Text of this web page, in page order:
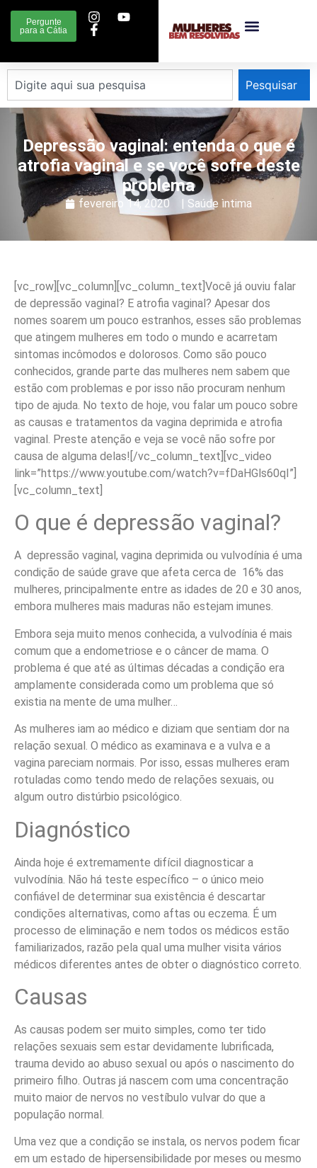
Pergunte
para a Cátia
Pesquisar
Depressão vaginal: entenda o que é
atrofia vaginal e se você sofre deste
problema
fevereiro 14, 2020 | Saúde ìntima
[vc_row][vc_column][vc_column_text] Você já ouviu falar
de depressão vaginal? E atrofia vaginal? Apesar dos
nomes soarem um pouco estranhos, esses são problemas
que atingem mulheres em todo o mundo e acarretam
sintomas incômodos e dolorosos. Como são pouco
conhecidos, grande parte das mulheres nem sabem que
estão com problemas e por isso não procuram nenhum
tipo de ajuda. No texto de hoje, vou falar um pouco sobre
as causas e tratamentos da vagina deprimida e atrofia
vaginal. Preste atenção e veja se você não sofre por
causa de alguma delas! [/vc_column_text][vc_video
link=”https://www.youtube.com/watch?v=fDaHGls60qI”]
[vc_column_text]
O que é depressão vaginal?
A depressão vaginal, vagina deprimida ou vulvodínia é uma
condição de saúde grave que afeta cerca de 16% das
mulheres, principalmente entre as idades de 20 e 30 anos,
embora mulheres mais maduras não estejam imunes.
Embora seja muito menos conhecida, a vulvodínia é mais
comum que a endometriose e o câncer de mama. O
problema é que até as últimas décadas a condição era
amplamente considerada como um problema que só
existia na mente de uma mulher…
As mulheres iam ao médico e diziam que sentiam dor na
relação sexual. O médico as examinava e a vulva e a
vagina pareciam normais. Por isso, essas mulheres eram
rotuladas como tendo medo de relações sexuais, ou
algum outro distúrbio psicológico.
Diagnóstico
Ainda hoje é extremamente difícil diagnosticar a
vulvodínia. Não há teste específico – o único meio
confiável de determinar sua existência é descartar
condições alternativas, como aftas ou eczema. É um
processo de eliminação e nem todos os médicos estão
familiarizados, razão pela qual uma mulher visita vários
médicos diferentes antes de obter o diagnóstico correto.
Causas
As causas podem ser muito simples, como ter tido
relações sexuais sem estar devidamente lubrificada,
trauma devido ao abuso sexual ou após o nascimento do
primeiro filho. Outras já nascem com uma concentração
muito maior de nervos no vestíbulo vulvar do que a
população normal.
Uma vez que a condição se instala, os nervos podem ficar
em um estado de hipersensibilidade por meses ou mesmo